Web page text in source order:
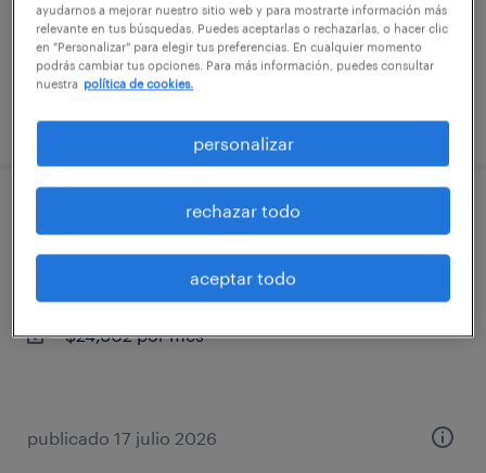
$29,523 por mes
publicado 22 julio 2026
experto en betaínas - campo
salinas victoria centro, nuevo león
tiempo completo
$24,602 por mes
publicado 17 julio 2026
ayudarnos a mejorar nuestro sitio web y para mostrarte información más
relevante en tus búsquedas. Puedes aceptarlas o rechazarlas, o hacer clic
en "Personalizar" para elegir tus preferencias. En cualquier momento
podrás cambiar tus opciones. Para más información, puedes consultar
nuestra política de cookies.
personalizar
rechazar todo
aceptar todo